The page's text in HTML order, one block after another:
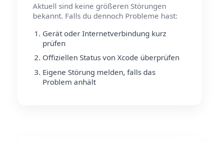
Aktuell sind keine größeren Störungen
bekannt. Falls du dennoch Probleme hast:
Gerät oder Internetverbindung kurz
prüfen
Offiziellen Status von Xcode überprüfen
Eigene Störung melden, falls das
Problem anhält